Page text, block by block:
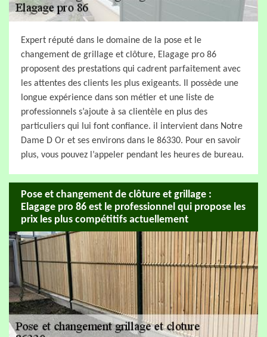
Expert réputé dans le domaine de la pose et le
changement de grillage et clôture, Elagage pro 86
proposent des prestations qui cadrent parfaitement avec
les attentes des clients les plus exigeants. Il possède une
longue expérience dans son métier et une liste de
professionnels s’ajoute à sa clientèle en plus des
particuliers qui lui font confiance. il intervient dans Notre
Dame D Or et ses environs dans le 86330. Pour en savoir
plus, vous pouvez l’appeler pendant les heures de bureau.
Pose et changement de clôture et grillage :
Elagage pro 86 est le professionnel qui propose les
prix les plus compétitifs actuellement